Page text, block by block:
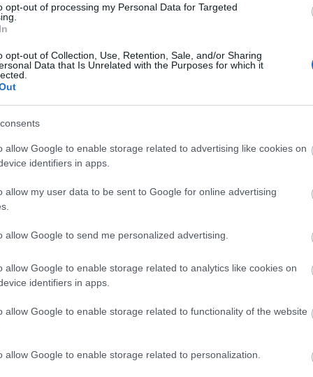
opt-out of processing my Personal Data for Targeted
opt-out of Collection, Use, Retention, Sale, and/or Sharing
Data that Is Unrelated with the Purposes for which it
allow Google to enable storage related to advertising like cookies on
identifiers in apps.
allow my user data to be sent to Google for online advertising
allow Google to send me personalized advertising.
allow Google to enable storage related to analytics like cookies on
identifiers in apps.
allow Google to enable storage related to functionality of the website
allow Google to enable storage related to personalization.
ugyanúgy dolgozik a család létfenntartásáért, mint a
értetődőnek számított. A hagyományos európai
céhes műhelyben, boltban…
nők kereskedelem szegénység értelmiség
házasság
- Arisztokrácia a